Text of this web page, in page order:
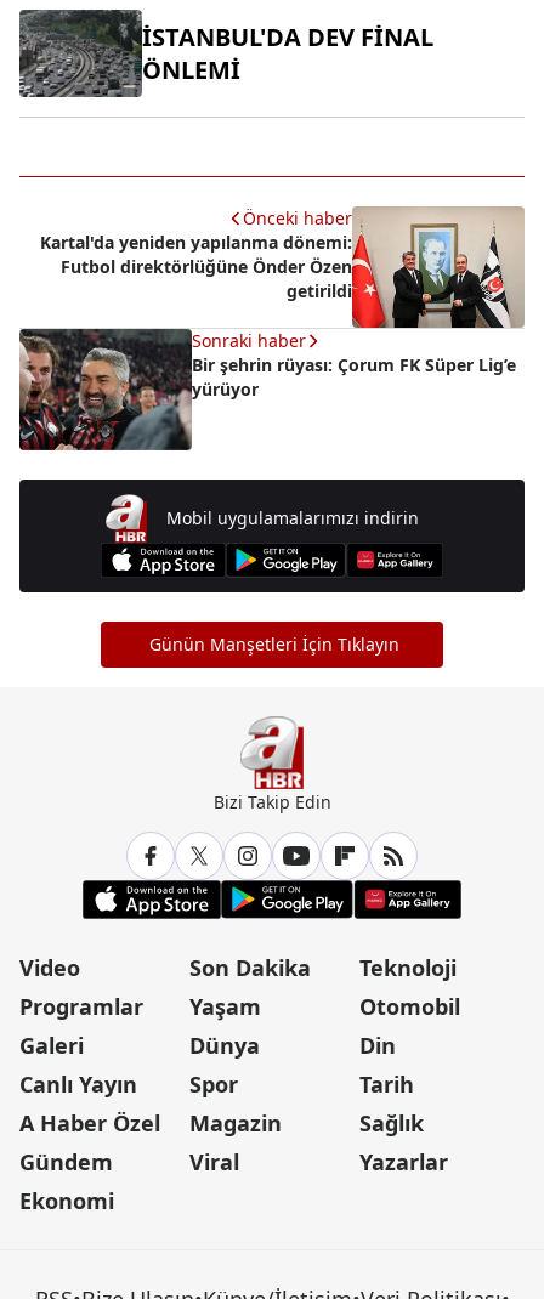
İSTANBUL'DA DEV FİNAL
ÖNLEMİ
Önceki haber
Kartal'da yeniden yapılanma dönemi:
Futbol direktörlüğüne Önder Özen
getirildi
Sonraki haber
Bir şehrin rüyası: Çorum FK Süper Lig’e
yürüyor
Mobil uygulamalarımızı indirin
Günün Manşetleri İçin Tıklayın
Bizi Takip Edin
Video
Programlar
Galeri
Canlı Yayın
A Haber Özel
Gündem
Ekonomi
Son Dakika
Yaşam
Dünya
Spor
Magazin
Viral
Teknoloji
Otomobil
Din
Tarih
Sağlık
Yazarlar